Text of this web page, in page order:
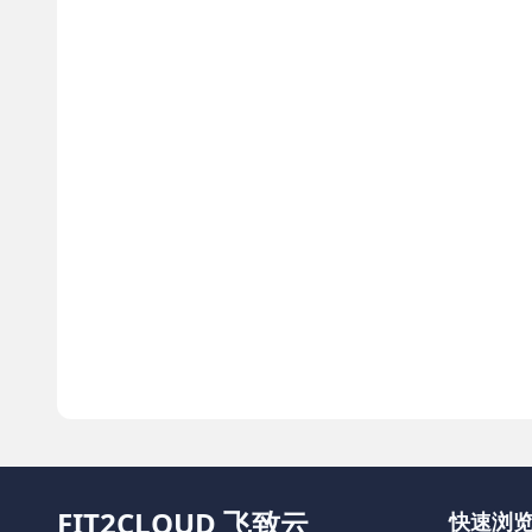
FIT2CLOUD 飞致云 快速浏